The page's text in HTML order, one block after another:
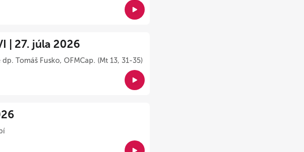
| 27. júla 2026
Tomáš Fusko, OFMCap. (Mt 13, 31-35)